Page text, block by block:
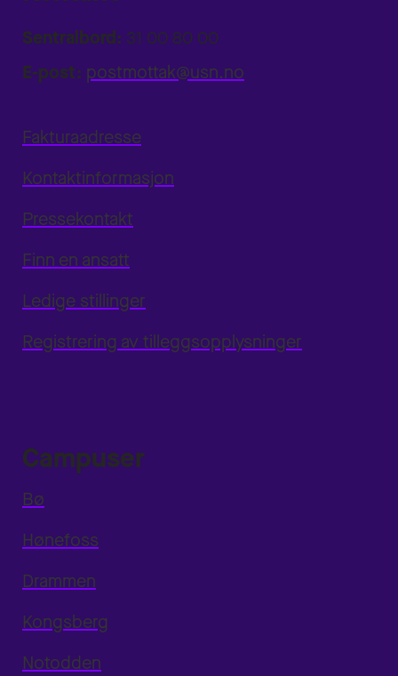
Sentralbord: 31 00 80 00
E-post: postmottak@usn.no
Fakturaadresse
Kontaktinformasjon
Pressekontakt
Finn en ansatt
Ledige stillinger
Registrering av tilleggsopplysninger
Campuser
Bø
Hønefoss
Drammen
Kongsberg
Notodden